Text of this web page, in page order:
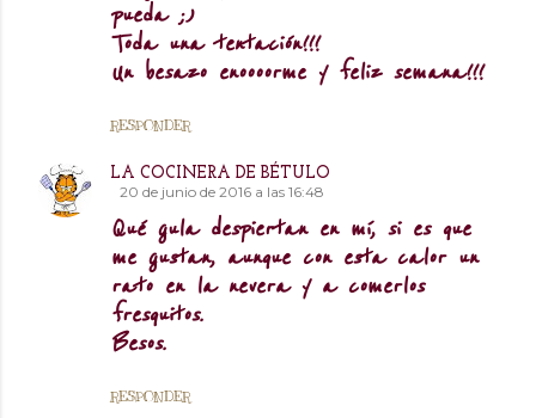
pueda ;)
Toda una tentación!!!
Un besazo enoooorme y feliz semana!!!
RESPONDER
LA COCINERA DE BÉTULO
20 de junio de 2016 a las 16:48
Qué gula despiertan en mí, si es que
me gustan, aunque con esta calor un
rato en la nevera y a comerlos
fresquitos.
Besos.
RESPONDER